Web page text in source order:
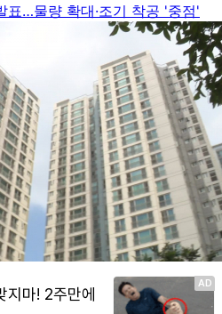
표…물량 확대·조기 착공 '중점'